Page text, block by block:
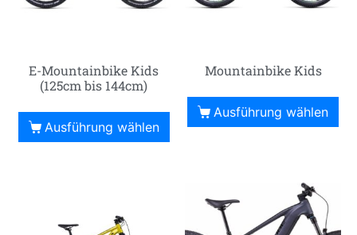
E-Mountainbike Kids
(125cm bis 144cm)
Ausführung wählen
Mountainbike Kids
Ausführung wählen